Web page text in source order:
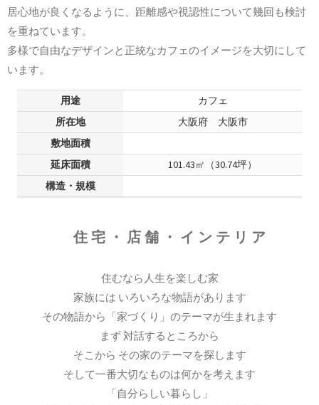
居心地が良くなるように、距離感や視認性について幾回も検討
を重ねています。
多様で自由なデザインと正統なカフェのイメージを大切にして
います。
用途
カフェ
所在地
大阪府 大阪市
敷地面積
延床面積
101.43㎡（30.74坪）
構造・規模
住宅・店舗・インテリア
住むなら人生を楽しむ家
家族には いろいろな物語があります
その物語から「家づくり」のテーマが生まれます
まず 対話するところから
そこから その家のテーマを探します
そして一番大切なものは何かを考えます
「自分らしい暮らし」